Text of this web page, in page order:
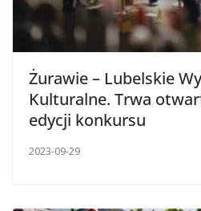
Żurawie – Lubelskie
Kulturalne. Trwa
edycji konkursu
2023-09-29